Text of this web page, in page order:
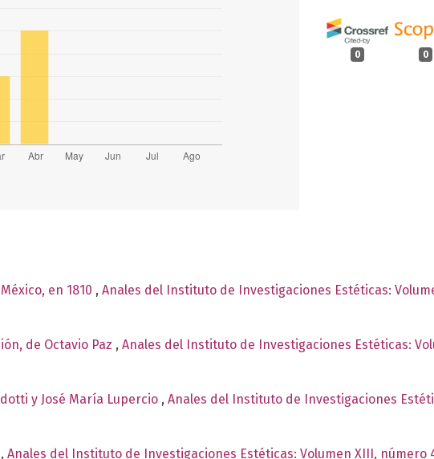
0 0
en 1810 , Anales del Instituto de Investigaciones Estéticas:
de Octavio Paz , Anales del Instituto de Investigaciones Estéticas:
y José María Lupercio , Anales del Instituto de Investigaciones
, Anales del Instituto de Investigaciones Estéticas: Volumen XIII, número